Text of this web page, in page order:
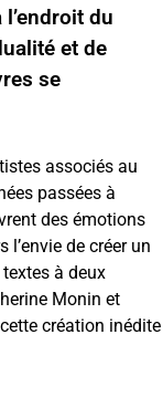
du
et de
se
associés au
passées à
des émotions
de créer un
à deux
Monin et
création inédite